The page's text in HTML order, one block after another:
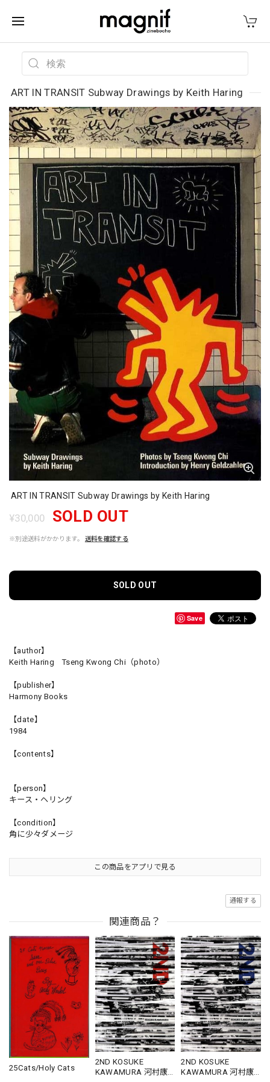
ART IN TRANSIT Subway Drawings by Keith Haring
ART IN TRANSIT Subway Drawings by Keith Haring
¥30,000 SOLD OUT
※別途送料がかかります。 送料を確認する
SOLD OUT
Save
【author】
Keith Haring Tseng Kwong Chi（photo）
【publisher】
Harmony Books
【date】
1984
【contents】
【person】
キース・ヘリング
【condition】
角に少々ダメージ
この商品をアプリで見る
通報する
関連商品？
25Cats/Holy Cats
2ND KOSUKE
KAWAMURA 河村康
2ND KOSUKE
KAWAMURA 河村康